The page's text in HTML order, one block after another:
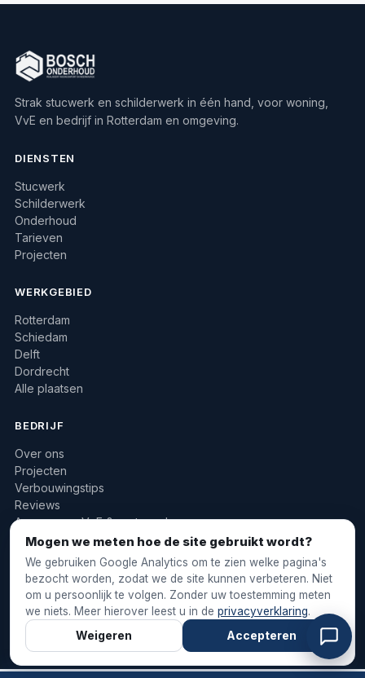
Strak stucwerk en schilderwerk in één hand, voor woning,
VvE en bedrijf in Rotterdam en omgeving.
DIENSTEN
Stucwerk
Schilderwerk
Onderhoud
Tarieven
Projecten
WERKGEBIED
Rotterdam
Schiedam
Delft
Dordrecht
Alle plaatsen
BEDRIJF
Over ons
Projecten
Verbouwingstips
Reviews
Aannemers, VvE & vastgoed
010 422 2733
info@stukadoorsbosch.nl
© 2026 Stukadoorsbosch & Onderhoud
Algemene voorwaarden Privacyverklaring· Cookievoorkeuren
Mogen we meten hoe de site gebruikt wordt?
We gebruiken Google Analytics om te zien welke pagina's
bezocht worden, zodat we de site kunnen verbeteren. Niet
om u persoonlijk te volgen. Zonder uw toestemming meten
we niets. Meer hierover leest u in de privacyverklaring.
Weigeren Accepteren